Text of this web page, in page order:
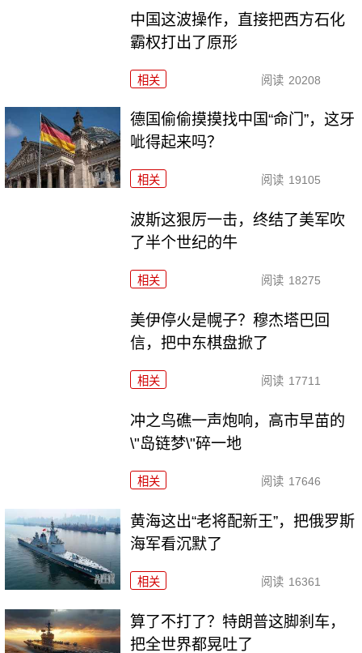
中国这波操作，直接把西方石化
霸权打出了原形
相关 阅读 20208
德国偷偷摸摸找中国“命门”，这牙
呲得起来吗？
相关 阅读 19105
波斯这狠厉一击，终结了美军吹
了半个世纪的牛
相关 阅读 18275
美伊停火是幌子？穆杰塔巴回
信，把中东棋盘掀了
相关 阅读 17711
冲之鸟礁一声炮响，高市早苗的
\"岛链梦\"碎一地
相关 阅读 17646
黄海这出“老将配新王”，把俄罗斯
海军看沉默了
相关 阅读 16361
算了不打了？特朗普这脚刹车，
把全世界都晃吐了